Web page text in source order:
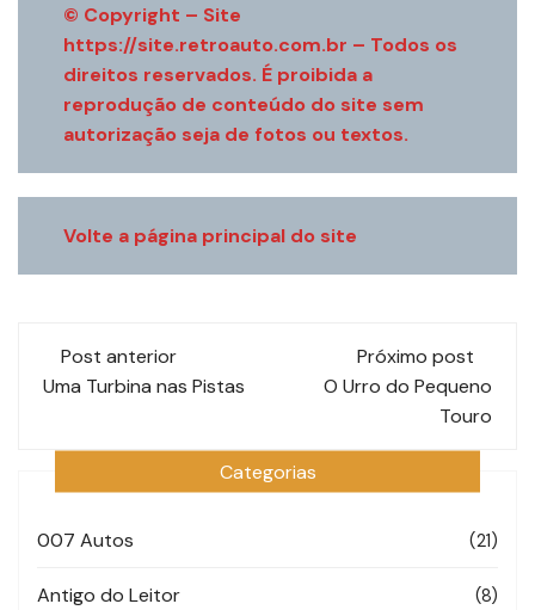
© Copyright – Site
https://site.retroauto.com.br – Todos os
direitos reservados. É proibida a
reprodução de conteúdo do site sem
autorização seja de fotos ou textos.
Volte a página principal do site
Navegação
de
post
Post anterior
Uma Turbina nas Pistas
Próximo post
O Urro do Pequeno
Touro
Categorias
007 Autos (21)
Antigo do Leitor (8)